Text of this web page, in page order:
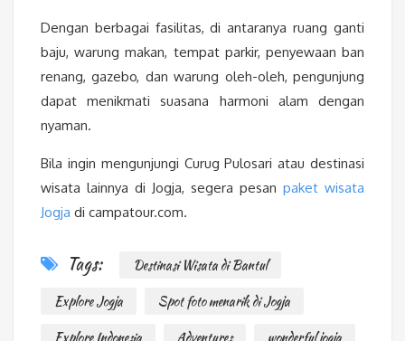
Dengan berbagai fasilitas, di antaranya ruang ganti
baju, warung makan, tempat parkir, penyewaan ban
renang, gazebo, dan warung oleh-oleh, pengunjung
dapat menikmati suasana harmoni alam dengan
nyaman.
Bila ingin mengunjungi Curug Pulosari atau destinasi
wisata lainnya di Jogja, segera pesan paket wisata
Jogja di campatour.com.
Tags:
Destinasi Wisata di Bantul
Explore Jogja
Spot foto menarik di Jogja